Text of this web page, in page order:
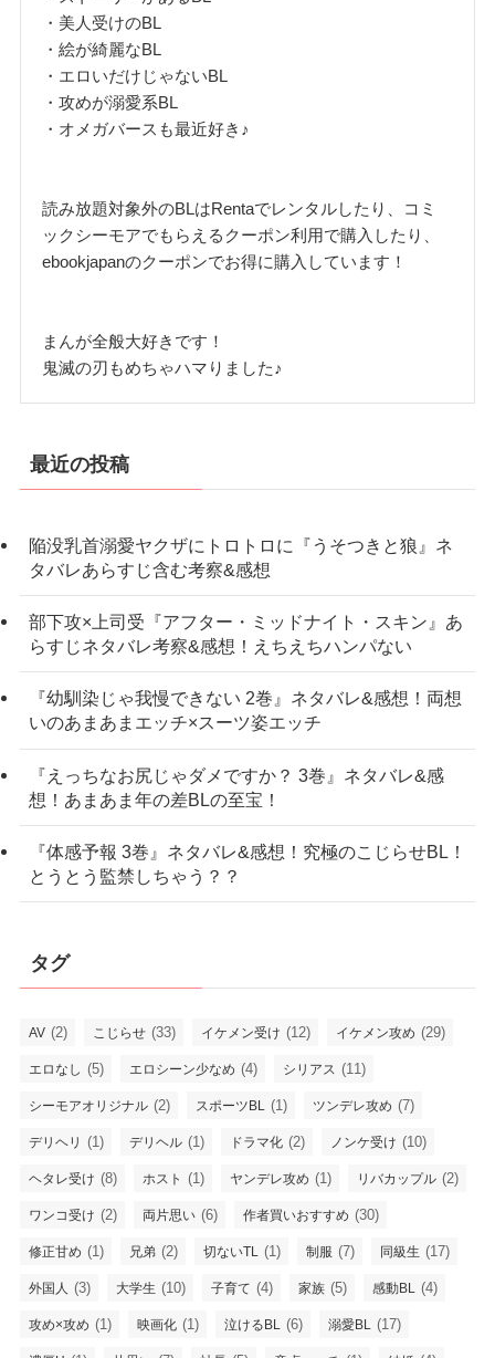
・美人受けのBL
・絵が綺麗なBL
・エロいだけじゃないBL
・攻めが溺愛系BL
・オメガバースも最近好き♪
読み放題対象外のBLはRentaでレンタルしたり、コミ
ックシーモアでもらえるクーポン利用で購入したり、
ebookjapanのクーポンでお得に購入しています！
まんが全般大好きです！
鬼滅の刃もめちゃハマりました♪
最近の投稿
陥没乳首溺愛ヤクザにトロトロに『うそつきと狼』ネ
タバレあらすじ含む考察&感想
部下攻×上司受『アフター・ミッドナイト・スキン』あ
らすじネタバレ考察&感想！えちえちハンパない
『幼馴染じゃ我慢できない 2巻』ネタバレ&感想！両想
いのあまあまエッチ×スーツ姿エッチ
『えっちなお尻じゃダメですか？ 3巻』ネタバレ&感
想！あまあま年の差BLの至宝！
『体感予報 3巻』ネタバレ&感想！究極のこじらせBL！
とうとう監禁しちゃう？？
タグ
AV (2) こじらせ (33) イケメン受け (12) イケメン攻め (29)
エロなし (5) エロシーン少なめ (4) シリアス (11)
シーモアオリジナル (2) スポーツBL (1) ツンデレ攻め (7)
デリヘリ (1) デリヘル (1) ドラマ化 (2) ノンケ受け (10)
ヘタレ受け (8) ホスト (1) ヤンデレ攻め (1) リバカップル (2)
ワンコ受け (2) 両片思い (6) 作者買いおすすめ (30)
修正甘め (1) 兄弟 (2) 切ないTL (1) 制服 (7) 同級生 (17)
外国人 (3) 大学生 (10) 子育て (4) 家族 (5) 感動BL (4)
攻め×攻め (1) 映画化 (1) 泣けるBL (6) 溺愛BL (17)